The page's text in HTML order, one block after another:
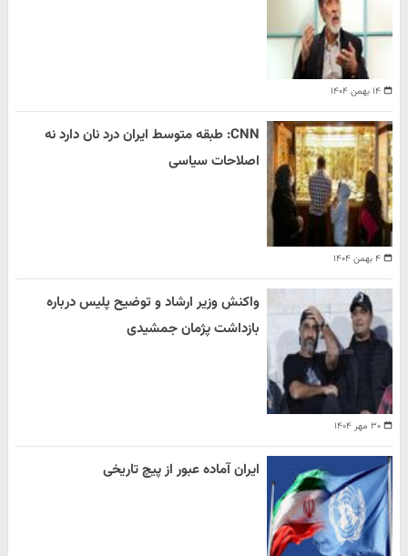
۱۴ بهمن ۱۴۰۴
۴ بهمن ۱۴۰۴
CNN: طبقه متوسط ایران درد نان دارد نه
اصلاحات سیاسی
۳۰ مهر ۱۴۰۴
واکنش وزیر ارشاد و توضیح پلیس درباره
بازداشت پژمان جمشیدی
ایران آماده عبور از پیچ تاریخی